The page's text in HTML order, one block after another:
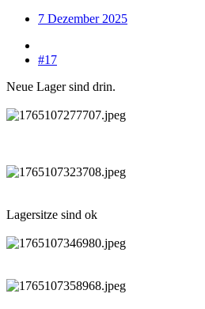
7 Dezember 2025
#17
Neue Lager sind drin.
Lagersitze sind ok